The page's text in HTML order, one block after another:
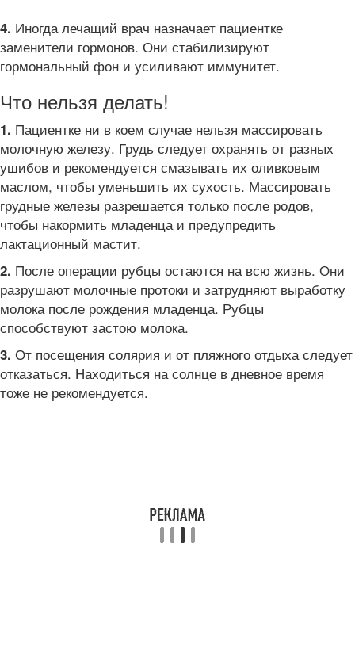
4. Иногда лечащий врач назначает пациентке
заменители гормонов. Они стабилизируют
гормональный фон и усиливают иммунитет.
Что нельзя делать!
1. Пациентке ни в коем случае нельзя массировать
молочную железу. Грудь следует охранять от разных
ушибов и рекомендуется смазывать их оливковым
маслом, чтобы уменьшить их сухость. Массировать
грудные железы разрешается только после родов,
чтобы накормить младенца и предупредить
лактационный мастит.
2. После операции рубцы остаются на всю жизнь. Они
разрушают молочные протоки и затрудняют выработку
молока после рождения младенца. Рубцы
способствуют застою молока.
3. От посещения солярия и от пляжного отдыха следует
отказаться. Находиться на солнце в дневное время
тоже не рекомендуется.